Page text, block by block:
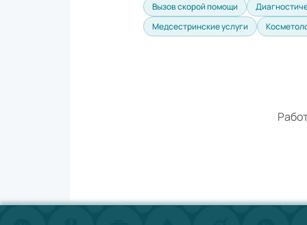
Вызов скорой помощи
Медсестринские услуги